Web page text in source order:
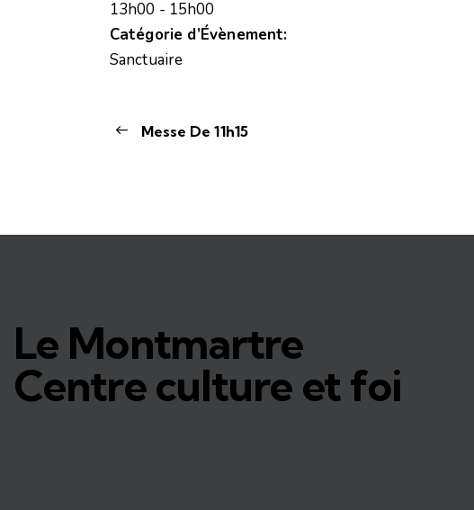
13h00 - 15h00
Catégorie d’Évènement:
Sanctuaire
Messe De 11h15
Le Montmartre
Centre culture et foi